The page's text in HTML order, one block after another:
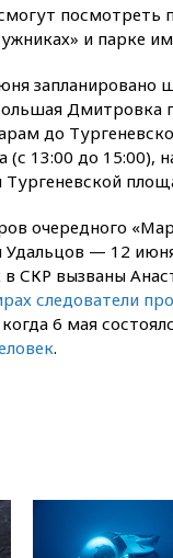
и парке
запланировано
до
(с 13:00 до 15:00),
очередного
Удальцов — 12
СКР вызваны
следователи
6 мая
.